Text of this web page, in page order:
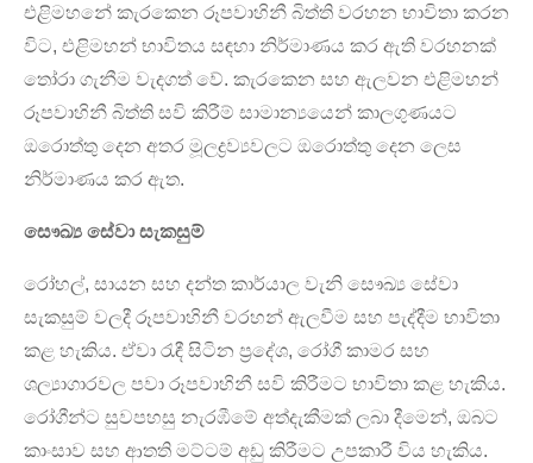
එළිමහනේ කැරකෙන රූපවාහිනී බිත්ති වරහන භාවිතා කරන
විට, එළිමහන් භාවිතය සඳහා නිර්මාණය කර ඇති වරහනක්
තෝරා ගැනීම වැදගත් වේ. කැරකෙන සහ ඇලවන එළිමහන්
රූපවාහිනී බිත්ති සවි කිරීම් සාමාන්‍යයෙන් කාලගුණයට
ඔරොත්තු දෙන අතර මූලද්‍රව්‍යවලට ඔරොත්තු දෙන ලෙස
නිර්මාණය කර ඇත.
සෞඛ්‍ය සේවා සැකසුම්
රෝහල්, සායන සහ දන්ත කාර්යාල වැනි සෞඛ්‍ය සේවා
සැකසුම් වලදී රූපවාහිනී වරහන් ඇලවීම සහ පැද්දීම භාවිතා
කළ හැකිය. ඒවා රැඳී සිටින ප්‍රදේශ, රෝගී කාමර සහ
ශල්‍යාගාරවල පවා රූපවාහිනී සවි කිරීමට භාවිතා කළ හැකිය.
රෝගීන්ට සුවපහසු නැරඹීමේ අත්දැකීමක් ලබා දීමෙන්, ඔබට
කාංසාව සහ ආතති මට්ටම් අඩු කිරීමට උපකාරී විය හැකිය.